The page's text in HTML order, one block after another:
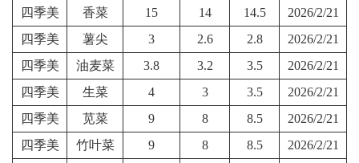
四季美
香菜 15 14 14.5
2026/2/21
四季美
薯尖 3 2.6 2.8
2026/2/21
四季美
油麦菜 3.8 3.2 3.5
2026/2/21
四季美
生菜 4 3 3.5
2026/2/21
四季美
苋菜 9 8 8.5
2026/2/21
四季美
竹叶菜 9 8 8.5
2026/2/21